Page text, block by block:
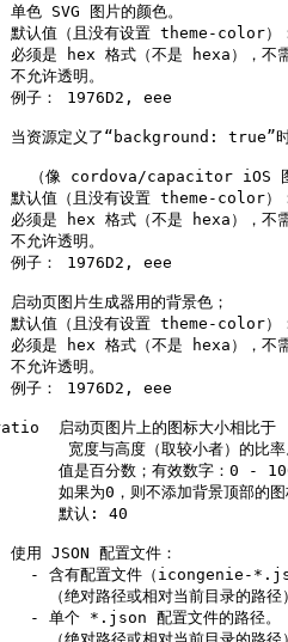
色 SVG 图片的颜色。
认值（且没有设置 theme-color）
是 hex 格式（不是 hexa），不
允许透明。
子： 1976D2, eee
源定义了“background: true”时
（像 cordova/capacitor iOS
认值（且没有设置 theme-color）
是 hex 格式（不是 hexa），不
允许透明。
子： 1976D2, eee
页图片生成器用的背景色；
认值（且没有设置 theme-color）
是 hex 格式（不是 hexa），不
允许透明。
子： 1976D2, eee
启动页图片上的图标大小相比于
宽度与高度（取较小者）的比率
值是百分数；有效数字：0 -
如果为0，则不添加背景顶部的图
默认: 40
用 JSON 配置文件：
- 含有配置文件（icongenie-
（绝对路径或相对当前目录的路径
单个 *.json 配置文件的路径。